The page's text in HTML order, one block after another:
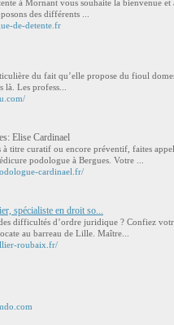
à Mornant vous souhaite la bienvenue
des différents ...
de-detente.fr
du fait qu’elle propose du fioul
là. Les profess...
Elise Cardinael
à titre curatif ou encore préventif, faites
podologue à Bergues. Votre ...
cardinael.fr/
spécialiste en droit so...
difficultés d’ordre juridique ? Confiez
au barreau de Lille. Maître...
roubaix.fr/